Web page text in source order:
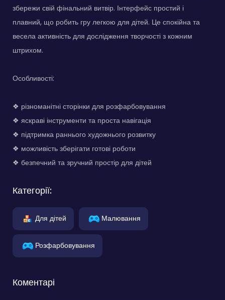
збережи свій фінальний витвір. Інтерфейс простий і
плавний, що робить гру легкою для дітей. Це спокійна та
весела активність для дослідження творчості з кожним
штрихом.
Особливості:
❖ різноманітні сторінки для розфарбовування
❖ яскраві інструменти та проста навігація
❖ підтримка раннього художнього розвитку
❖ можливість зберігати готові роботи
❖ безпечний та зручний простір для дітей
Категорії:
Для дітей Малювання
Розфарбовування
Коментарі